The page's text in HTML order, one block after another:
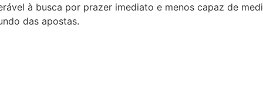
à busca por prazer imediato e menos capaz de
das apostas.